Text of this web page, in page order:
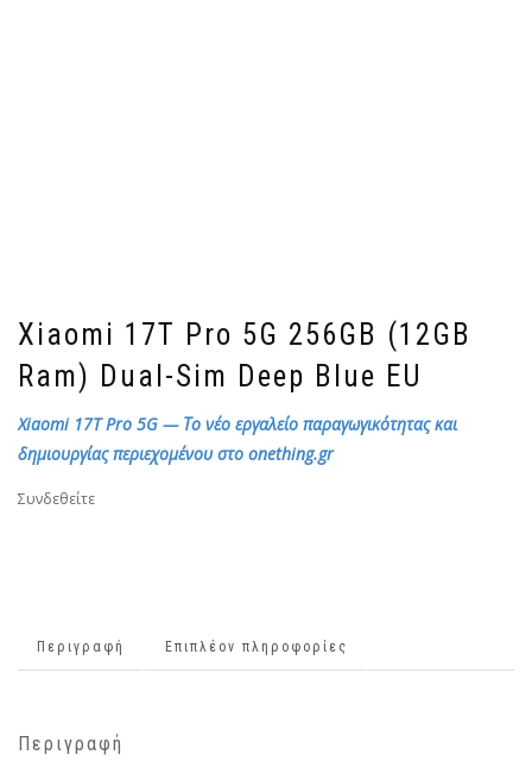
Xiaomi 17T Pro 5G 256GB (12GB
Ram) Dual-Sim Deep Blue EU
Xiaomi 17T Pro 5G — Το νέο εργαλείο παραγωγικότητας και
δημιουργίας περιεχομένου στο onething.gr
Συνδεθείτε
Περιγραφή Επιπλέον πληροφορίες
Περιγραφή